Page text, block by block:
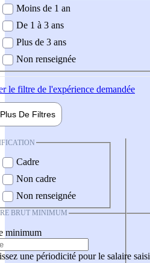
demandée
Moins de 1 an
De 1 à 3 ans
Plus de 3 ans
Non renseignée
le filtre de l'expérience demandée
Plus De Filtres
Cadre
Non cadre
Non renseignée
BRUT MINIMUM
minimum
une périodicité pour le salaire saisi